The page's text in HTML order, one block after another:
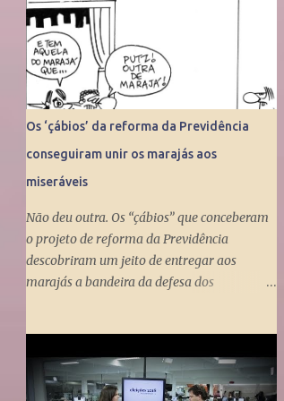
Os ‘çábios’ da reforma da Previdência
conseguiram unir os marajás aos
miseráveis
Não deu outra. Os “çábios” que conceberam
o projeto de reforma da Previdência
descobriram um jeito de entregar aos
marajás a bandeira da defesa dos
miseráveis que têm mais de 65 anos. O
projeto é engenhoso. Dá R$ 400 ao